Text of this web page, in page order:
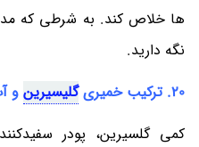
ها خلاص کند. به شرطی که
نگه دارید.
20. ترکیب خمیری
گلیسیرین و
کمی گلسیرین، پودر